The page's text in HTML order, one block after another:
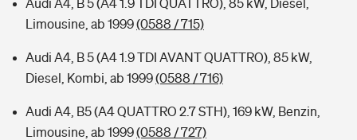
Audi A4, B 5 (A4 1.9 TDI QUATTRO), 85 kW, Diesel,
Limousine, ab 1999(0588 / 715)
Audi A4, B 5 (A4 1.9 TDI AVANT QUATTRO), 85 kW,
Diesel, Kombi, ab 1999(0588 / 716)
Audi A4, B5 (A4 QUATTRO 2.7 STH), 169 kW, Benzin,
Limousine, ab 1999(0588 / 727)